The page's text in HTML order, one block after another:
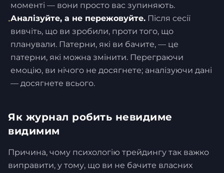
моменті — вони просто вас зупиняють.
•Аналізуйте, а не пережовуйте. Після сесії
вивчіть, що ви зробили, проти того, що
планували. Патерни, які ви бачите, — це
патерни, які можна змінити. Переграючи
емоцію, ви нічого не досягнете; аналізуючи дані
— досягнете всього.
Як журнал робить невидиме
видимим
Причина, чому психологію трейдингу так важко
виправити, у тому, що ви не бачите власних